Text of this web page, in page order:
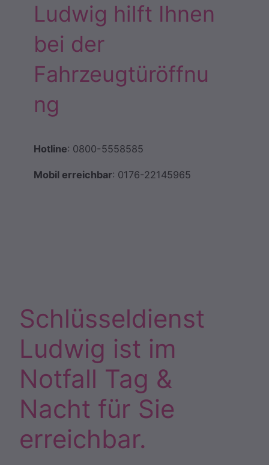
Ludwig hilft Ihnen
bei der
Fahrzeugtüröffnu
ng
Hotline: 0800-5558585
Mobil erreichbar: 0176-22145965
Schlüsseldienst
Ludwig ist im
Notfall Tag &
Nacht für Sie
erreichbar.